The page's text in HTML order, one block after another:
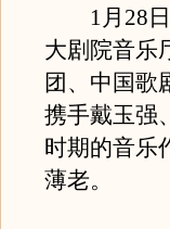
1月28日
大剧院音乐
团、中国歌
携手戴玉强
时期的音乐
薄老。